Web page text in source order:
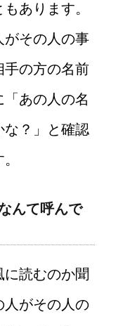
あります。
がその人の事
手の方の名前
あの人の名
な？」と確認
んて呼んで
読むのか聞
人がその人の